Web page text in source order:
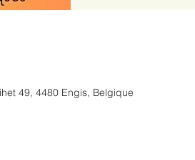
49, 4480 Engis, Belgique